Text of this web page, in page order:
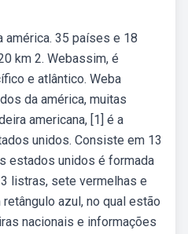
35 países e 18
km 2. Webassim, é
e atlântico. Weba
da américa, muitas
americana, [1] é a
unidos. Consiste em 13
estados unidos é formada
listras, sete vermelhas e
azul, no qual estão
nacionais e informações